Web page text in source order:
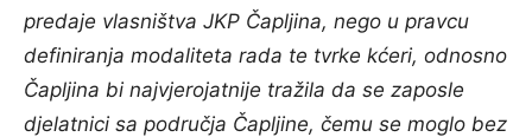
predaje vlasništva JKP Čapljina, nego u pravcu
definiranja modaliteta rada te tvrke kćeri, odnosno
Čapljina bi najvjerojatnije tražila da se zaposle
djelatnici sa područja Čapljine, čemu se moglo bez